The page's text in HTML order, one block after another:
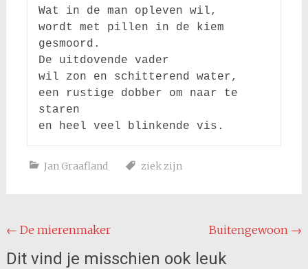
Wat in de man opleven wil,
wordt met pillen in de kiem
gesmoord.
De uitdovende vader
wil zon en schitterend water,
een rustige dobber om naar te
staren
Jan Graafland ziek zijn
Bericht
navigatie
← De mierenmaker Buitengewoon →
Dit vind je misschien ook leuk